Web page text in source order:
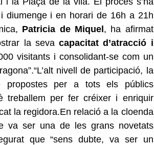
diumenge i en horari de 16h a 21h
Patricia de Miquel, ha afirmat
la sevacapacitat d’atracció i
visitants i consolidant-se com un
nivell de participació, la
propostes per a tots els públics
treballem per fer créixer i enriquir
la regidora.En relació a la cloenda
va ser una de les grans novetats
que “sens dubte, va ser un